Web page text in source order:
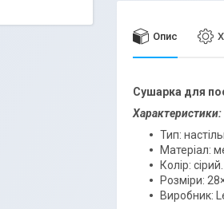
Опис
Сушарка для
Характеристики:
Тип:
Матеріал:
Колір: сірий.
Розміри:
Виробник: